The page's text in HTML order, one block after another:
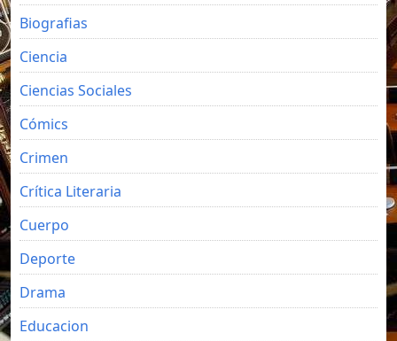
Biografias
Ciencia
Ciencias Sociales
Cómics
Crimen
Crítica Literaria
Cuerpo
Deporte
Drama
Educacion